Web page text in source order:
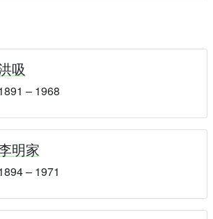
吸
– 1968
明家
– 1971